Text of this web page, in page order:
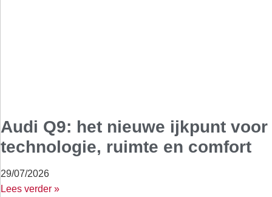
Audi Q9: het nieuwe ijkpunt voor
technologie, ruimte en comfort
29/07/2026
Lees verder »